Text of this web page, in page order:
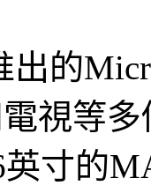
出的
視等
英寸的